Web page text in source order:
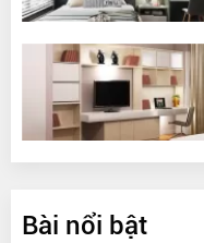
Bài nổi bật